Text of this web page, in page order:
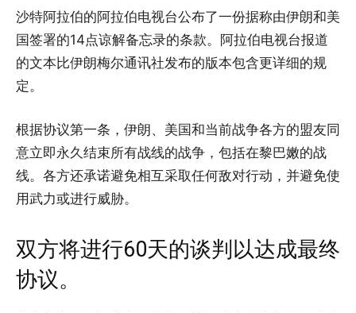
沙特阿拉伯的阿拉伯电视台公布了一份据称由伊朗和美
国签署的14点谅解备忘录的条款。阿拉伯电视台报道
的文本比伊朗梅尔通讯社发布的版本包含更详细的规
定。
根据协议第一条，伊朗、美国和当前战争各方的盟友同
意立即永久结束所有战线的战争，包括在黎巴嫩的战
线。各方还承诺避免相互采取任何敌对行动，并避免使
用武力或进行威胁。
双方将进行60天的谈判以达成最终
协议。